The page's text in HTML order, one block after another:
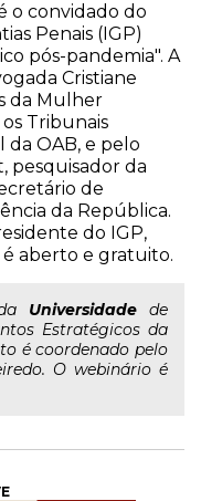
o convidado do
Penais (IGP)
pós-pandemia". A
Cristiane
da Mulher
Tribunais
da OAB, e pelo
pesquisador da
de
da República.
do IGP,
aberto e gratuito.
Universidade de
Estratégicos da
é coordenado pelo
O webinário é